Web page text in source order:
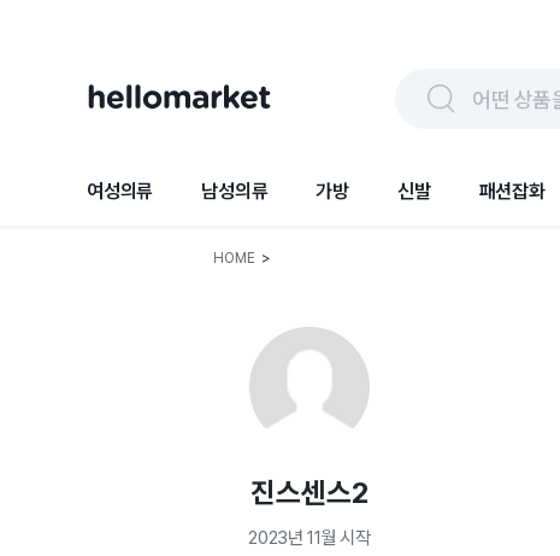
어떤 상품
여성의류 남성의류 가방 신발 패션잡화
HOME >
진스센스2
2023년 11월 시작